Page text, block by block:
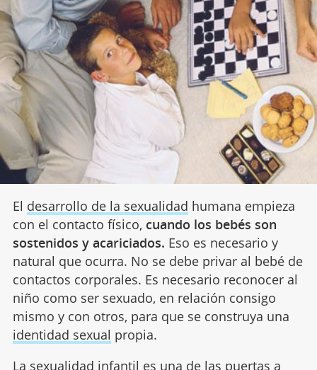
El desarrollo de la sexualidad humana empieza
con el contacto físico, cuando los bebés son
sostenidos y acariciados. Eso es necesario y
natural que ocurra. No se debe privar al bebé de
contactos corporales. Es necesario reconocer al
niño como ser sexuado, en relación consigo
mismo y con otros, para que se construya una
identidad sexual propia.
La sexualidad infantil es una de las puertas a